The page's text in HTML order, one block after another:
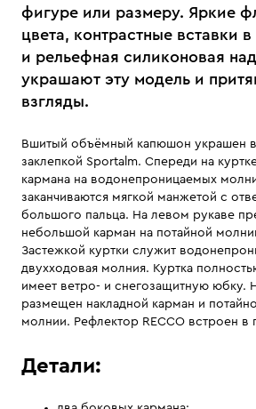
фигуре или размеру. Яркие
цвета, контрастные вставки
и рельефная силиконовая
украшают эту модель и
взгляды.
Вшитый объёмный капюшон украшен
заклепкой Sportalm. Спереди на
кармана на водонепроницаемых
заканчиваются мягкой манжетой с
большого пальца. На левом рукаве
небольшой карман на потайной
Застежкой куртки служит
двухходовая молния. Куртка
имеет ветро- и снегозащитную юбку.
размещен накладной карман и
молнии. Рефлектор RECCO встроен в
Детали: